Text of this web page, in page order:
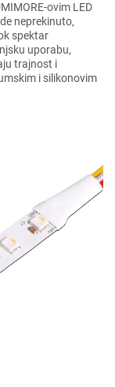
ovim LED
neprekinuto,
spektar
uporabu,
trajnost i
i silikonovim